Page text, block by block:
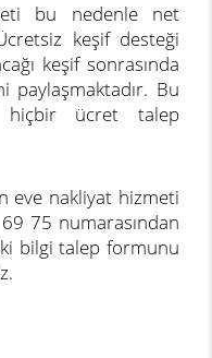
bu nedenle net
keşif desteği
keşif sonrasında
paylaşmaktadır. Bu
hiçbir ücret talep
eve nakliyat hizmeti
75 numarasından
bilgi talep formunu